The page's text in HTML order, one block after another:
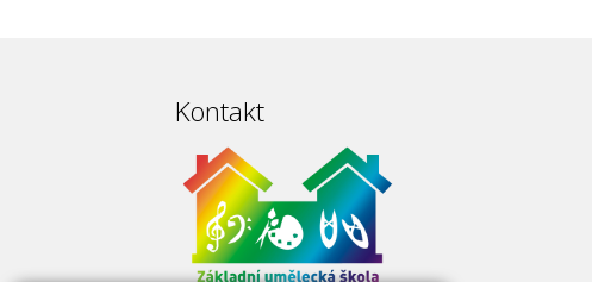
Kontakt